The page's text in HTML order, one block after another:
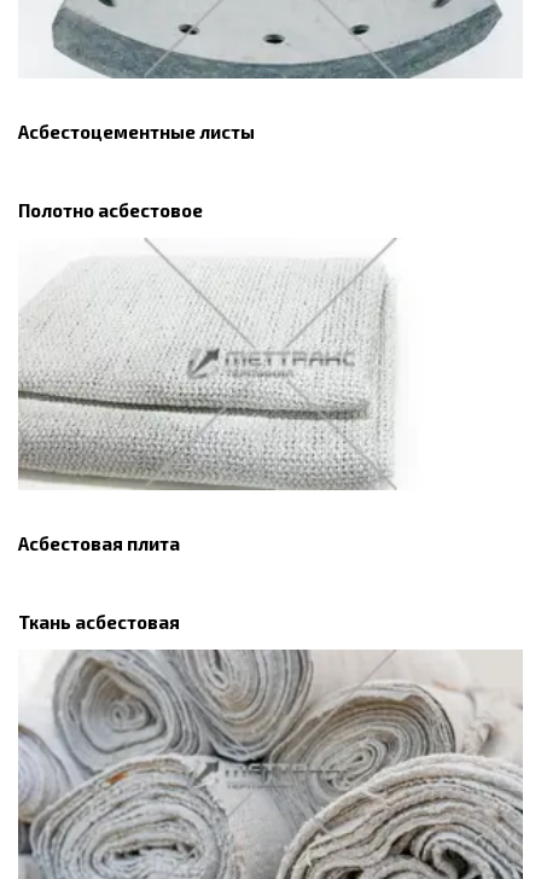
Асбестоцементные листы
Полотно асбестовое
Асбестовая плита
Ткань асбестовая